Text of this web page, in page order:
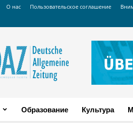
О нас Пользовательское соглашение
Russian
DAZ
Образование Культура